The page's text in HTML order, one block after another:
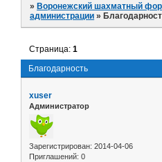
»Воронежский шахматный
администрации »
Благодарность
Страница:1
xuser
Администратор
Зарегистрирован: 2014-04-06
Приглашений: 0